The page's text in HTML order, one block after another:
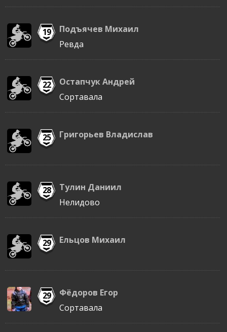
19
Подъячев Михаил
Ревда
22
Остапчук Андрей
Сортавала
25 Григорьев Владислав
28
Тулин Даниил
Нелидово
29 Ельцов Михаил
29
Фёдоров Егор
Сортавала